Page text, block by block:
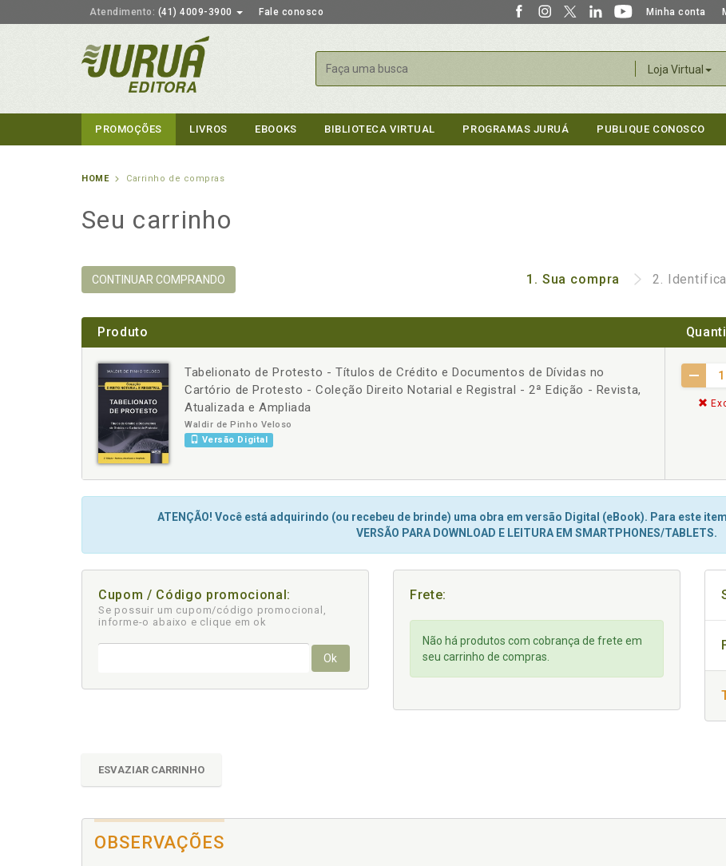
Atendimento: (41) 4009-3900 Fale conosco Minha conta
Loja Virtual
Buscar
PROMOÇÕES LIVROS EBOOKS BIBLIOTECA VIRTUAL PROGRAMAS JURUÁ PUBLIQUE CONOSCO
HOME Carrinho de compras
Seu carrinho
CONTINUAR COMPRANDO 1. Sua compra 2.
Produto
Tabelionato de Protesto - Títulos de Crédito e Documentos de Dívidas no
Cartório de Protesto - Coleção Direito Notarial e Registral - 2ª Edição - Revista,
Atualizada e Ampliada
Waldir de Pinho Veloso
Versão Digital
- +
ATENÇÃO! Você está adquirindo (ou recebeu de brinde) uma obra em versão Digital (eBook). Para este
VERSÃO PARA DOWNLOAD E LEITURA EM SMARTPHONES/TABLETS.
Cupom / Código promocional:
Se possuir um cupom/código promocional,
informe-o abaixo e clique em ok
Ok
Frete:
Não há produtos com cobrança de frete em
seu carrinho de compras.
ESVAZIAR CARRINHO
OBSERVAÇÕES